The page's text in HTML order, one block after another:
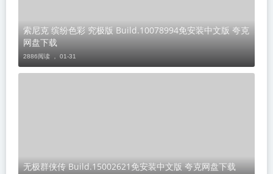
索尼克 缤纷色彩 究极版 Build.10078994免安装中文版 夸克
网盘下载
2886阅读 ， 01-31
无极群侠传 Build.15002621免安装中文版 夸克网盘下载